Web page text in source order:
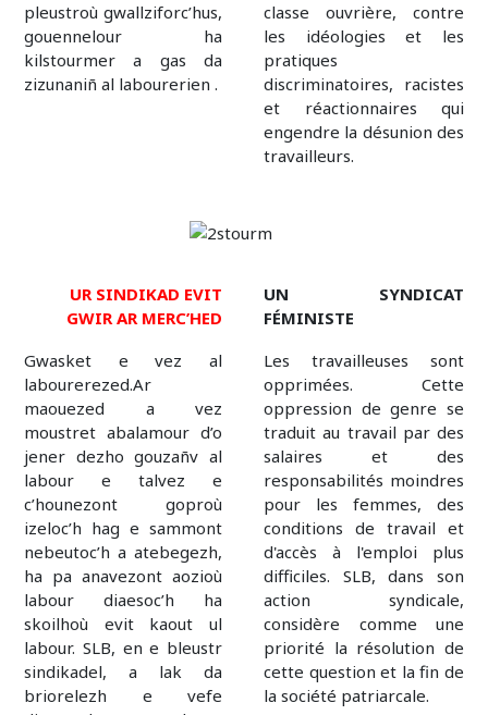
pleustroù gwallziforc’hus,
gouennelour ha
kilstourmer a gas da
zizunaniñ al labourerien .
classe ouvrière, contre
les idéologies et les
pratiques
discriminatoires, racistes
et réactionnaires qui
engendre la désunion des
travailleurs.
UR SINDIKAD EVIT
GWIR AR MERC’HED
UN SYNDICAT
FÉMINISTE
Gwasket e vez al
labourerezed.Ar
maouezed a vez
moustret abalamour d’o
jener dezho gouzañv al
labour e talvez e
c’hounezont goproù
izeloc’h hag e sammont
nebeutoc’h a atebegezh,
ha pa anavezont aozioù
labour diaesoc’h ha
skoilhoù evit kaout ul
labour. SLB, en e bleustr
sindikadel, a lak da
briorelezh e vefe
Les travailleuses sont
opprimées. Cette
oppression de genre se
traduit au travail par des
salaires et des
responsabilités moindres
pour les femmes, des
conditions de travail et
d'accès à l'emploi plus
difficiles. SLB, dans son
action syndicale,
considère comme une
priorité la résolution de
cette question et la fin de
la société patriarcale.